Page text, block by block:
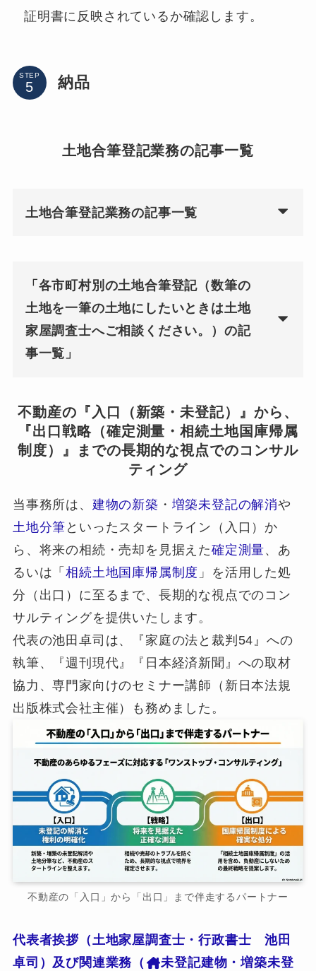
証明書に反映されているか確認します。
STEP 納品
土地合筆登記業務の記事一覧
土地合筆登記業務の記事一覧
「各市町村別の土地合筆登記（数筆の
土地を一筆の土地にしたいときは土地
家屋調査士へご相談ください。）の記
事一覧」
不動産の『入口（新築・未登記）』から、
『出口戦略（確定測量・相続土地国庫帰属
制度）』までの長期的な視点でのコンサル
ティング
当事務所は、 建物の新築 ・ 増築未登記の解消や
土地分筆 といったスタートライン（入口）か
ら、将来の相続・売却を見据えた確定測量、あ
るいは「相続土地国庫帰属制度 」を活用した処
分（出口）に至るまで、長期的な視点でのコン
サルティングを提供いたします。
代表の池田卓司は、『家庭の法と裁判54』への
執筆、『週刊現代』『日本経済新聞』への取材
協力、専門家向けのセミナー講師（新日本法規
出版株式会社主催）も務めました。
不動産の「入口」から「出口」まで伴走するパートナー
代表者挨拶（土地家屋調査士・行政書士 池田
卓司）及び関連業務（
未登記建物・増築未登